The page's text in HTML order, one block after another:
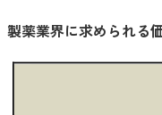
製薬業界に求められる